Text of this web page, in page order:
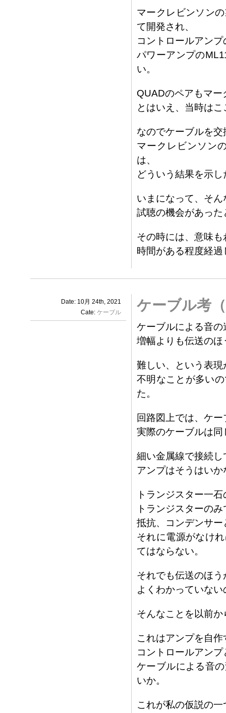
マークレビンソン
て開発され、
コントロールアン
パワーアンプの
い。
QUADのペアもマ
とはいえ、当時は
なのでケーブルを
マークレビンソン
は、
どういう結果を示
いまになって、そ
試聴の機会があっ
その時には、意味
時間がある程度経
Date: 10月 24th, 2021
Cate: ケーブル ケーブル考
ケーブルによる音
増幅よりも伝送の
難しい、という表
不明なことが多い
た。
回路図上では、ケ
実際のケーブルは
細い金属線で接続
アンプはそうはいか
トランジスター一
トランジスターの
抵抗、コンデンサ
それに電源がなけ
てはならない。
それでも伝送のほ
よくわかっていな
そんなことを以前
これはアンプを自
コントロールアン
ケーブルによる音
いか。
これが私の仮説の